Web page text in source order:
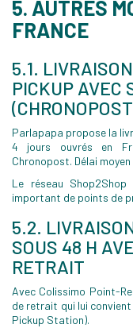
5. AUTRES
FRANCE
5.1.
PICKUP AVEC
Parlapapa propose la
4 jours ouvrés en
Chronopost. Délai
Le réseau
important de points de
5.2.
SOUS 48 H
RETRAIT
Avec Colissimo Point-
de retrait qui lui
Pickup Station).